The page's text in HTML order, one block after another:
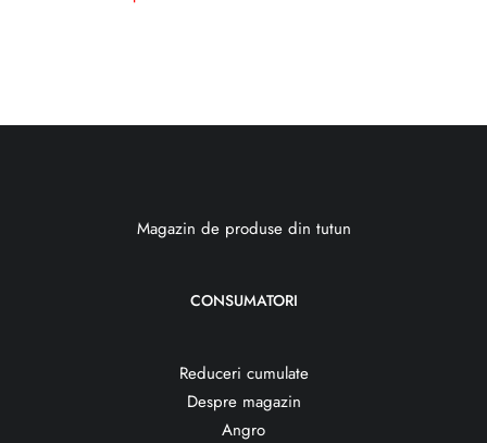
Magazin de produse din tutun
CONSUMATORI
Reduceri cumulate
Despre magazin
Angro